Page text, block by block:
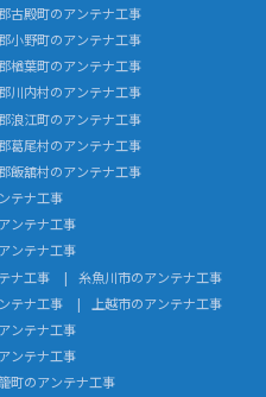
古殿町のアンテナ工事
小野町のアンテナ工事
楢葉町のアンテナ工事
川内村のアンテナ工事
浪江町のアンテナ工事
葛尾村のアンテナ工事
飯舘村のアンテナ工事
テナ工事
ンテナ工事
ンテナ工事
ナ工事
糸魚川市のアンテナ工事
テナ工事
上越市のアンテナ工事
ンテナ工事
ンテナ工事
町のアンテナ工事